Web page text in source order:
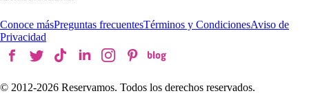
Conoce másPreguntas frecuentesTérminos y CondicionesAviso de
Privacidad
© 2012-2026 Reservamos. Todos los derechos reservados.